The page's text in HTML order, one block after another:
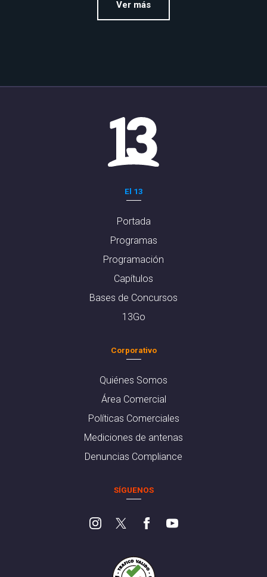
Ver más
El 13
Portada
Programas
Programación
Capítulos
Bases de Concursos
13Go
Corporativo
Quiénes Somos
Área Comercial
Políticas Comerciales
Mediciones de antenas
Denuncias Compliance
SÍGUENOS